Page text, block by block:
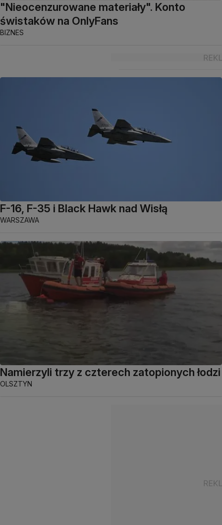
"Nieocenzurowane materiały". Konto
świstaków na OnlyFans
BIZNES
F-16, F-35 i Black Hawk nad Wisłą
WARSZAWA
Namierzyli trzy z czterech zatopionych łodzi
OLSZTYN